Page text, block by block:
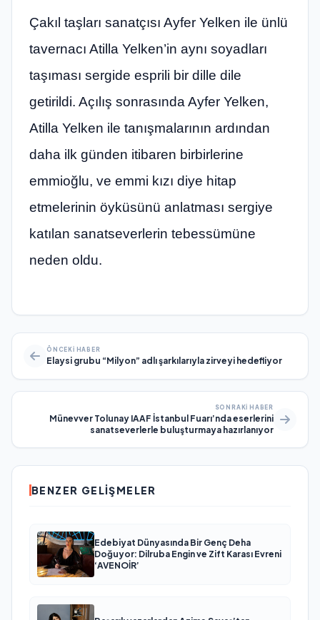
Çakıl taşları sanatçısı Ayfer Yelken ile ünlü
tavernacı Atilla Yelken’in aynı soyadları
taşıması sergide esprili bir dille dile
getirildi. Açılış sonrasında Ayfer Yelken,
Atilla Yelken ile tanışmalarının ardından
daha ilk günden itibaren birbirlerine
emmioğlu, ve emmi kızı diye hitap
etmelerinin öyküsünü anlatması sergiye
katılan sanatseverlerin tebessümüne
neden oldu.
ÖNCEKI HABER
Elaysi grubu “Milyon” adlı şarkılarıyla zirveyi hedefliyor
SONRAKI HABER
Münevver Tolunay IAAF İstanbul Fuarı’nda eserlerini
sanatseverlerle buluşturmaya hazırlanıyor
BENZER GELIŞMELER
Edebiyat Dünyasında Bir Genç Deha
Doğuyor: Dilruba Engin ve Zift Karası Evreni
‘AVENOİR’